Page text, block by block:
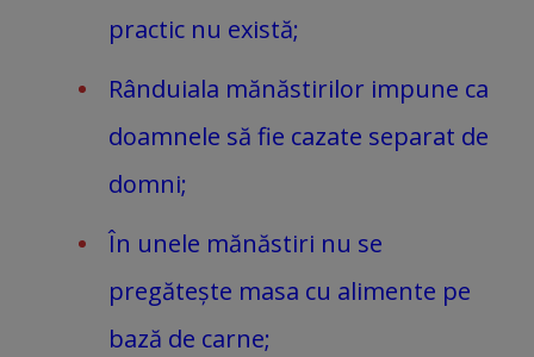
practic nu există;
Rânduiala mănăstirilor impune ca
doamnele să fie cazate separat de
domni;
În unele mănăstiri nu se
pregătește masa cu alimente pe
bază de carne;